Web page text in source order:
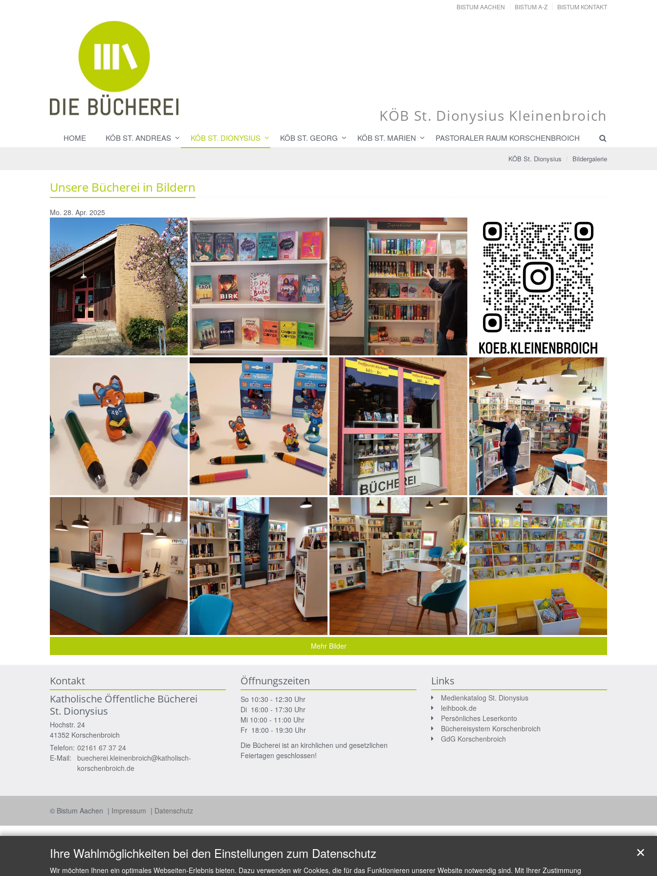
BISTUM AACHEN BISTUM A-Z BISTUM KONTAKT
KÖB St. Dionysius Kleinenbroich
HOME KÖB ST. ANDREAS KÖB ST. DIONYSIUS KÖB ST. GEORG KÖB ST. MARIEN PASTORALER RAUM KORSCHENBROICH
KÖB St. Dionysius Bildergalerie
Unsere Bücherei in Bildern
Mo. 28. Apr. 2025
Mehr Bilder
Kontakt
Katholische Öffentliche Bücherei
St. Dionysius
Hochstr. 24
41352 Korschenbroich
Telefon: 02161 67 37 24
E-Mail:
buecherei.kleinenbroich@katholisch-
korschenbroich.de
Öffnungszeiten
So 10:30 - 12:30 Uhr
Di 16:00 - 17:30 Uhr
Mi 10:00 - 11:00 Uhr
Fr 18:00 - 19:30 Uhr
Die Bücherei ist an kirchlichen und gesetzlichen
Feiertagen geschlossen!
Links
Medienkatalog St. Dionysius
leihbook.de
Persönliches Leserkonto
Büchereisystem Korschenbroich
GdG Korschenbroich
© Bistum Aachen Impressum Datenschutz
Ihre Wahlmöglichkeiten bei den Einstellungen zum Datenschutz
Wir möchten Ihnen ein optimales Webseiten-Erlebnis bieten. Dazu verwenden wir Cookies, die für das Funktionieren unserer Website notwendig sind. Mit Ihrer Zustimmung
✕